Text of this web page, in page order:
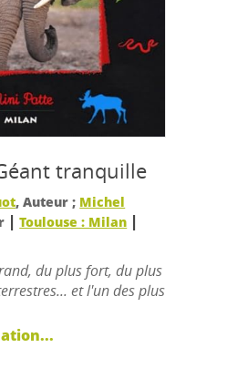
tranquille
, Auteur ; Michel
|Toulouse : Milan |
du plus fort, du plus
et l'un des plus